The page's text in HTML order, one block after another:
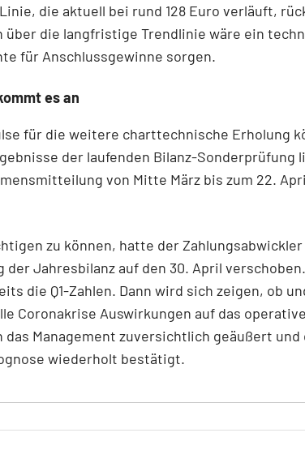
die aktuell bei rund 128 Euro verläuft,
über die langfristige Trendlinie wäre ein
für Anschlussgewinne sorgen.
es an
für die weitere charttechnische Erholung
der laufenden Bilanz-Sonderprüfung
von Mitte März bis zum 22.
zu können, hatte der
Jahresbilanz auf den 30. April verschoben.
die Q1-Zahlen. Dann wird sich zeigen, ob
Coronakrise Auswirkungen auf das
das Management zuversichtlich geäußert und
wiederholt bestätigt.